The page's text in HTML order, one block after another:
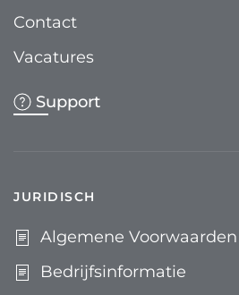
Contact
Vacatures
Support
JURIDISCH
Algemene Voorwaarden
Bedrijfs­informatie